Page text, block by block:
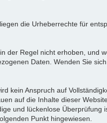
die Urheberrechte für
der Regel nicht erhoben, und
Daten. Wenden Sie
kein Anspruch auf
auf die Inhalte dieser
und lückenlose
Punkt hingewiesen.